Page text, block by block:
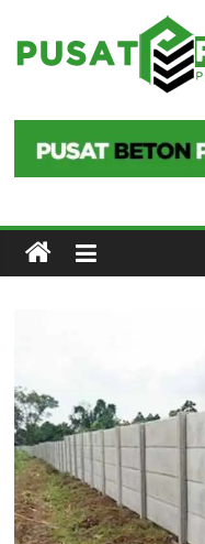
content
Pusat
Precast
Precast
di